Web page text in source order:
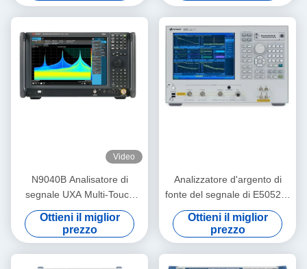
Video
N9040B Analisatore di
segnale UXA Multi-Touch
2Hz-50GHz Analisatore di
spettro di seconda mano
Ottieni il miglior
prezzo
Analizzatore d'argento di
fonte del segnale di E5052B,
analizzatore pratico del
segnale della rete
Ottieni il miglior
prezzo